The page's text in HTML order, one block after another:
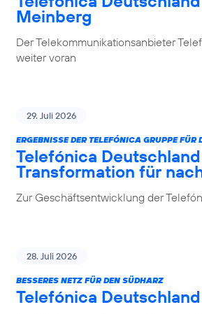
Meinberg
Der Telekommunikationsanbieter
weiter voran
29. Juli 2026
ERGEBNISSE DER TELEFÓNICA GRUPPE
Telefónica
Transformation für
Zur Geschäftsentwicklung der
28. Juli 2026
BESSERES NETZ FÜR DEN SÜDHARZ
Telefónica